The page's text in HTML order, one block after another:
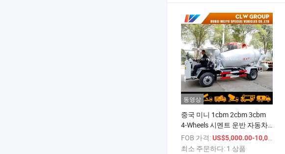
동영상
중국 미니 1cbm 2cbm 3cbm
4-Wheels 시멘트 운반 자동차
1000L 2000L 3000L 콘크리트
믹서 트럭
FOB 가격:US$5,000.00-10,000.00
최소 주문하다: 1 상품